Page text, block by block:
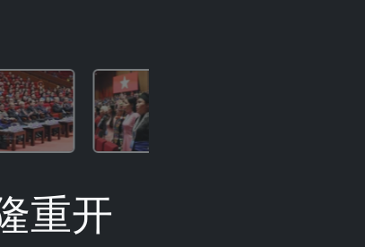
重开